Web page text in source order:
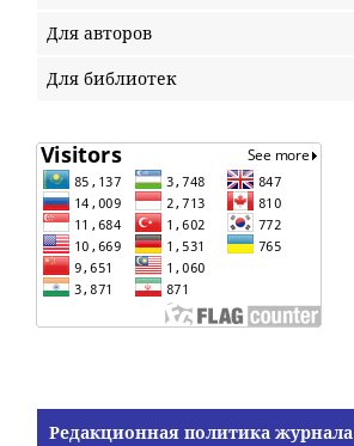
Для авторов
Для библиотек
Редакционная политика журнала